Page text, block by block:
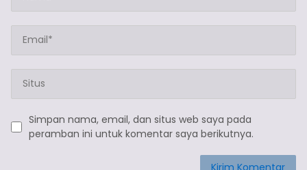
Simpan nama, email, dan situs web saya pada
peramban ini untuk komentar saya berikutnya.